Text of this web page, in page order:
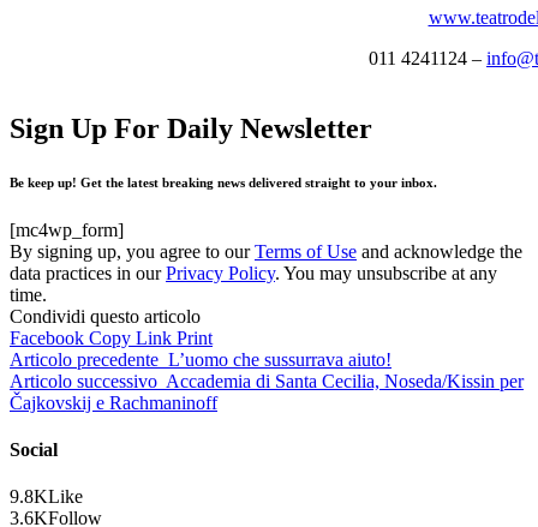
011 4241124 –
Sign Up For Daily Newsletter
Be keep up! Get the latest breaking news delivered straight to your inbox.
[mc4wp_form]
By signing up, you agree to ourTerms of Use and acknowledge the
data practices in ourPrivacy Policy. You may unsubscribe at any
time.
Condividi questo articolo
Facebook Copy Link Print
Articolo precedente L’uomo che sussurrava aiuto!
Articolo successivo Accademia di Santa Cecilia, Noseda/Kissin per
Čajkovskij e Rachmaninoff
Social
9.8KLike
3.6KFollow